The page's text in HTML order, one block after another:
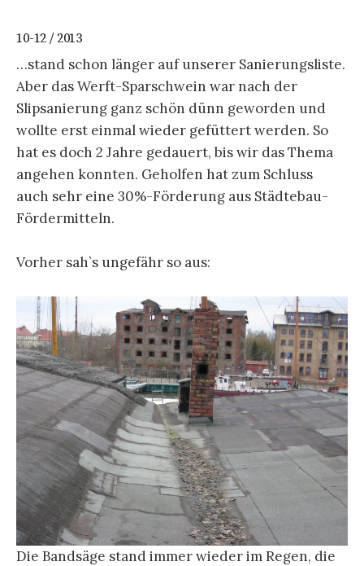
10-12 / 2013
…stand schon länger auf unserer Sanierungsliste.
Aber das Werft-Sparschwein war nach der
Slipsanierung ganz schön dünn geworden und
wollte erst einmal wieder gefüttert werden. So
hat es doch 2 Jahre gedauert, bis wir das Thema
angehen konnten. Geholfen hat zum Schluss
auch sehr eine 30%-Förderung aus Städtebau-
Fördermitteln.
Vorher sah`s ungefähr so aus:
Die Bandsäge stand immer wieder im Regen, die